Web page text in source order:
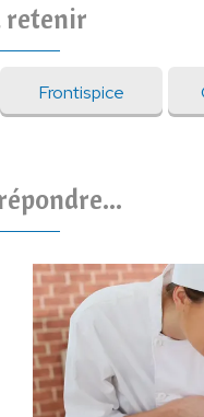
retenir
Frontispice